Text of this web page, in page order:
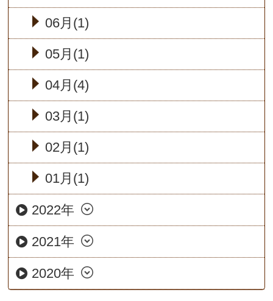
06月(1)
05月(1)
04月(4)
03月(1)
02月(1)
01月(1)
2022年
2021年
2020年